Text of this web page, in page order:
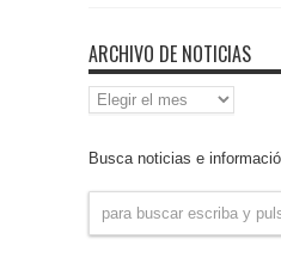
ARCHIVO DE NOTICIAS
Archivo
de
Busca noticias e